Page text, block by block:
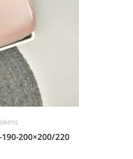
200×200/220